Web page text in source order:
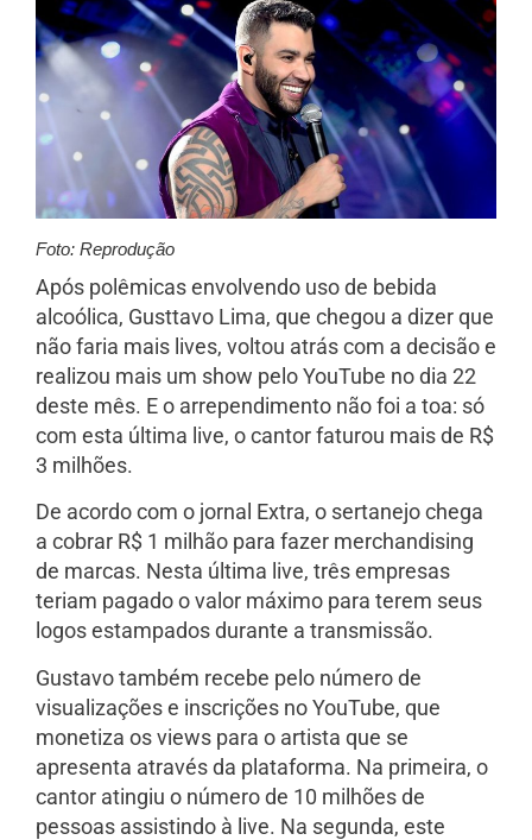
Foto: Reprodução
Após polêmicas envolvendo uso de bebida
alcoólica, Gusttavo Lima, que chegou a dizer que
não faria mais lives, voltou atrás com a decisão e
realizou mais um show pelo YouTube no dia 22
deste mês. E o arrependimento não foi a toa: só
com esta última live, o cantor faturou mais de R$
3 milhões.
De acordo com o jornal Extra, o sertanejo chega
a cobrar R$ 1 milhão para fazer merchandising
de marcas. Nesta última live, três empresas
teriam pagado o valor máximo para terem seus
logos estampados durante a transmissão.
Gustavo também recebe pelo número de
visualizações e inscrições no YouTube, que
monetiza os views para o artista que se
apresenta através da plataforma. Na primeira, o
cantor atingiu o número de 10 milhões de
pessoas assistindo à live. Na segunda, este